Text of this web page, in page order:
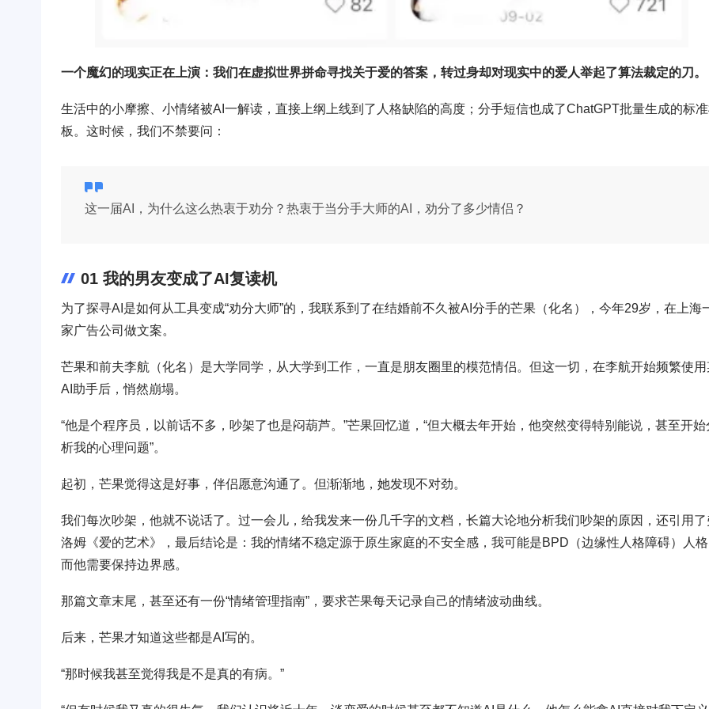
一个魔幻的现实正在上演：我们在虚拟世界拼命寻找关于爱的答案，转过身却对现实中的爱人举起了算法裁定的刀。
生活中的小摩擦、小情绪被AI一解读，直接上纲上线到了人格缺陷的高度；分手短信也成了ChatGPT批量生成的标
板。这时候，我们不禁要问：
这一届AI，为什么这么热衷于劝分？热衷于当分手大师的AI，劝分了多少情侣？
01 我的男友变成了AI复读机
为了探寻AI是如何从工具变成“劝分大师”的，我联系到了在结婚前不久被AI分手的芒果（化名），今年29岁，在上海
家广告公司做文案。
芒果和前夫李航（化名）是大学同学，从大学到工作，一直是朋友圈里的模范情侣。但这一切，在李航开始频繁使用
AI助手后，悄然崩塌。
“他是个程序员，以前话不多，吵架了也是闷葫芦。”芒果回忆道，“但大概去年开始，他突然变得特别能说，甚至开始
析我的心理问题”。
起初，芒果觉得这是好事，伴侣愿意沟通了。但渐渐地，她发现不对劲。
我们每次吵架，他就不说话了。过一会儿，给我发来一份几千字的文档，长篇大论地分析我们吵架的原因，还引用了
洛姆《爱的艺术》，最后结论是：我的情绪不稳定源于原生家庭的不安全感，我可能是BPD（边缘性人格障碍）人
而他需要保持边界感。
那篇文章末尾，甚至还有一份“情绪管理指南”，要求芒果每天记录自己的情绪波动曲线。
后来，芒果才知道这些都是AI写的。
“那时候我甚至觉得我是不是真的有病。”